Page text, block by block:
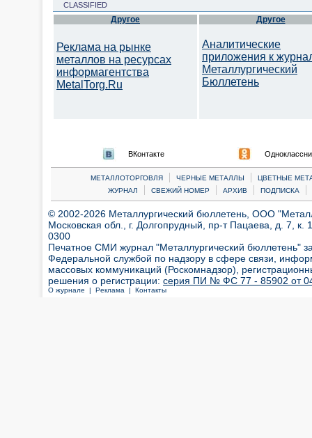
CLASSIFIED
Другое
Реклама на рынке
металлов на ресурсах
информагентства
MetalTorg.Ru
Другое
Аналитические
приложения к
Металлургический
Бюллетень
ВКонтакте
МЕТАЛЛОТОРГОВЛЯ | ЧЕРНЫЕ МЕТАЛЛЫ |
ЦВЕТНЫЕ
ЖУРНАЛ
| СВЕЖИЙ НОМЕР | АРХИВ | ПОДПИСКА |
© 2002-2026 Металлургический бюллетень, ООО
Московская обл., г. Долгопрудный, пр-т Пацаева, д. 7,
0300
Печатное СМИ журнал "Металлургический бюллетень"
Федеральной службой по надзору в сфере связи,
массовых коммуникаций (Роскомнадзор),
решения о регистрации: серия ПИ № ФС 77 - 85902 от 04
О журнале | Реклама | Контакты